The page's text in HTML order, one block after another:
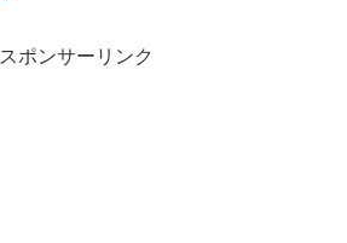
スポンサーリンク